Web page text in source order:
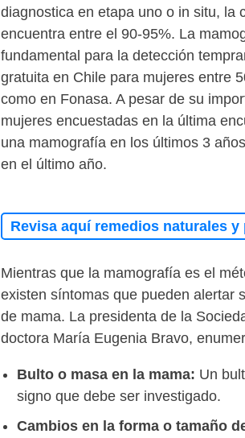
diagnostica en etapa uno o in situ, la
encuentra entre el 90-95%. La
fundamental para la detección
gratuita en Chile para mujeres entre
como en Fonasa. A pesar de su
mujeres encuestadas en la última
una mamografía en los últimos 3
en el último año.
Revisa aquí remedios naturales y
Mientras que la mamografía es el
existen síntomas que pueden alertar
de mama. La presidenta de la
doctora María Eugenia Bravo,
Bulto o masa en la mama: Un
signo que debe ser investigado.
Cambios en la forma o tamaño